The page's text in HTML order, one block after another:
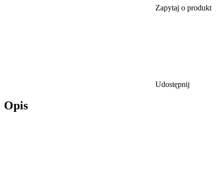
Zapytaj o produkt
Udostępnij
Opis